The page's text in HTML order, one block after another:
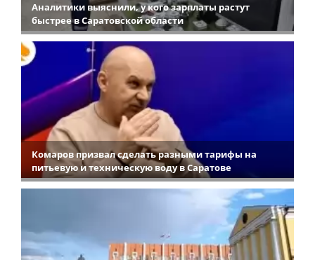
Аналитики выяснили, у кого зарплаты растут
быстрее в Саратовской области
Комаров призвал сделать разными тарифы на
питьевую и техническую воду в Саратове